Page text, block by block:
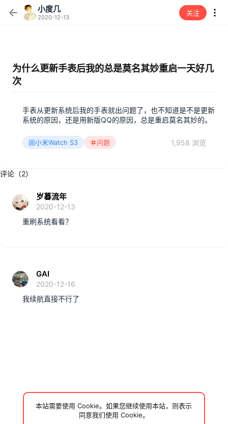
小度几
2020-12-13
关注
为什么更新手表后我的总是莫名其妙重启一天好几
次
手表从更新系统后我的手表就出问题了，也不知道是不是更新
系统的原因，还是用新版QQ的原因，总是重启莫名其妙的。
小米Watch S3 问题 1,958 浏览
评论（2）
岁暮流年
2020-12-13
重刷系统看看？
GAI
2020-12-16
我续航直接不行了
本站需要使用 Cookie。如果您继续使用本站，则表示
同意我们使用 Cookie。